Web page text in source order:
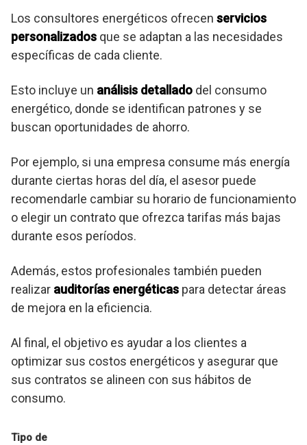
Los consultores energéticos ofrecen servicios
personalizados que se adaptan a las necesidades
específicas de cada cliente.
Esto incluye un análisis detallado del consumo
energético, donde se identifican patrones y se
buscan oportunidades de ahorro.
Por ejemplo, si una empresa consume más energía
durante ciertas horas del día, el asesor puede
recomendarle cambiar su horario de funcionamiento
o elegir un contrato que ofrezca tarifas más bajas
durante esos períodos.
Además, estos profesionales también pueden
realizar auditorías energéticas para detectar áreas
de mejora en la eficiencia.
Al final, el objetivo es ayudar a los clientes a
optimizar sus costos energéticos y asegurar que
sus contratos se alineen con sus hábitos de
consumo.
Tipo de